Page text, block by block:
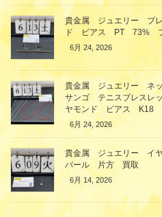
貴金属 ジュエリー ブ
ド ピアス PT 73%
6月 24, 2026
貴金属 ジュエリー ネ
サンゴ テニスブレス
ヤモンド ピアス K18
6月 24, 2026
貴金属 ジュエリー イ
パール 片方 買取
6月 14, 2026